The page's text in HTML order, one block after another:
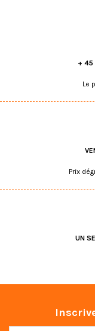
+ 45
Le
Prix
UN